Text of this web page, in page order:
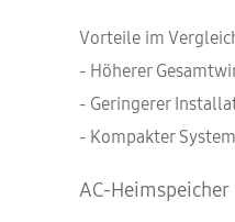
Vorteile im
- Höherer
- Geringerer
- Kompakter
AC-Heimspeicher